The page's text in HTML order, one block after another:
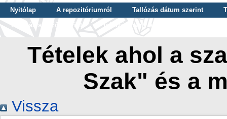
Nyitólap A repozitóriumról Tallózás dátum szerint
Tallózás szerző szerint
Tallózás nyelv szerint
Tételek ahol a
Szak" és a
Vissza